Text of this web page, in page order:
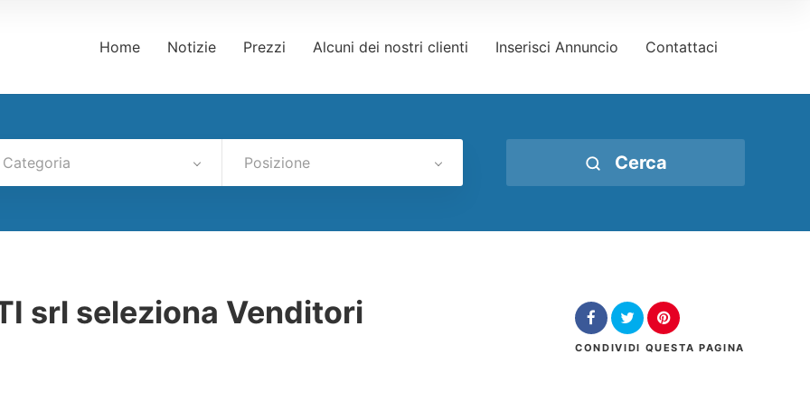
Home Notizie Prezzi Alcuni dei nostri clienti Inserisci Annuncio Contattaci
Categoria Posizione Cerca
srl seleziona Venditori
CONDIVIDI QUESTA PAGINA